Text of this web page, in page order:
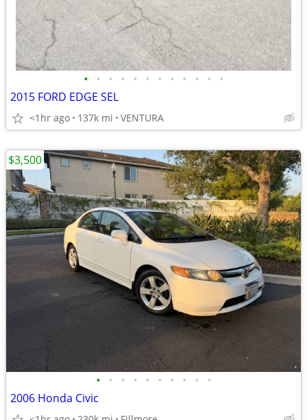
• • • • • • • • • • • •
2015 FORD EDGE SEL
<1hr ago 137k mi VENTURA
• • • • • • • • • •
2006 Honda Civic
$3,500